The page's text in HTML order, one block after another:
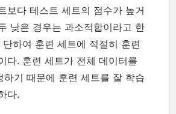
보다 테스트 세트의 점수가 높거
낮은 경우는 과소적합이라고 한
하여 훈련 세트에 적절히 훈련
다. 훈련 세트가 전체 데이터를
하기 때문에 훈련 세트를 잘 학습
다.